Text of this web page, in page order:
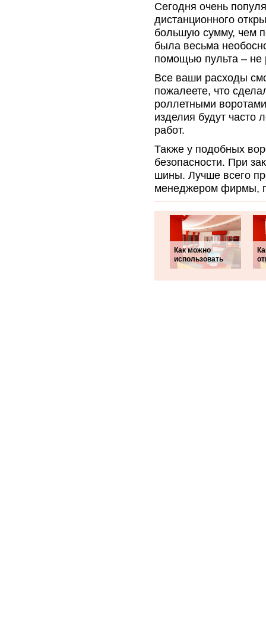
Сегодня очень
дистанционного
большую сумму, чем
была весьма
помощью пульта – не
Все ваши расходы
пожалеете, что
роллетными
изделия будут часто
работ.
Также у подобных
безопасности. При
шины. Лучше всего
менеджером фирмы,
Как можно
использовать